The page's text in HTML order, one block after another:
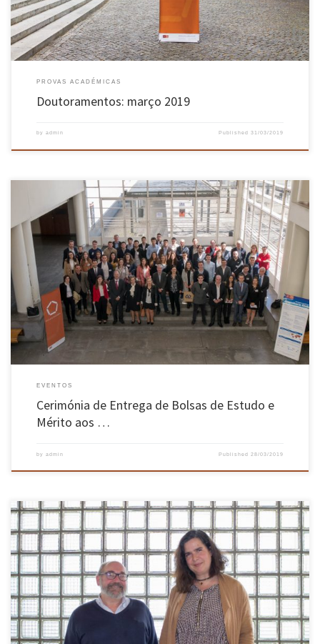
PROVAS ACADÉMICAS
Doutoramentos: março 2019
by admin Published31/03/2019
No dia 27 de março, teve lugar a Cerimónia de entrega de Bolsas de Estudo e Mérito aos
alunos do Mestrado Integrado em Engenharia Civil, no Campus de Azurém. Na sessão de
abertura o Diretor de Departamento Professor José Cardoso Teixeira referiu a importância do
Programa de Bolsas para o […]
EVENTOS
Cerimónia de Entrega de Bolsas de Estudo e
Mérito aos …
by admin Published 28/03/2019
No passado dia 19 de março tomou posse a equipa diretiva do Departamento de Informática
para o biénio 2019/2020, com Pedro Manuel Rangel Santos Henriques como Diretor de
Departamento e Maria Solange Pires Ferreira Rito Lima como Diretora-Adjunta. O
Departamento de Informática tem por missão a divulgação do conhecimento, fundamental
[…]